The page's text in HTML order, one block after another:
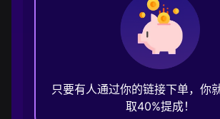
只要有人通过你的链接下单，你
取40%提成！